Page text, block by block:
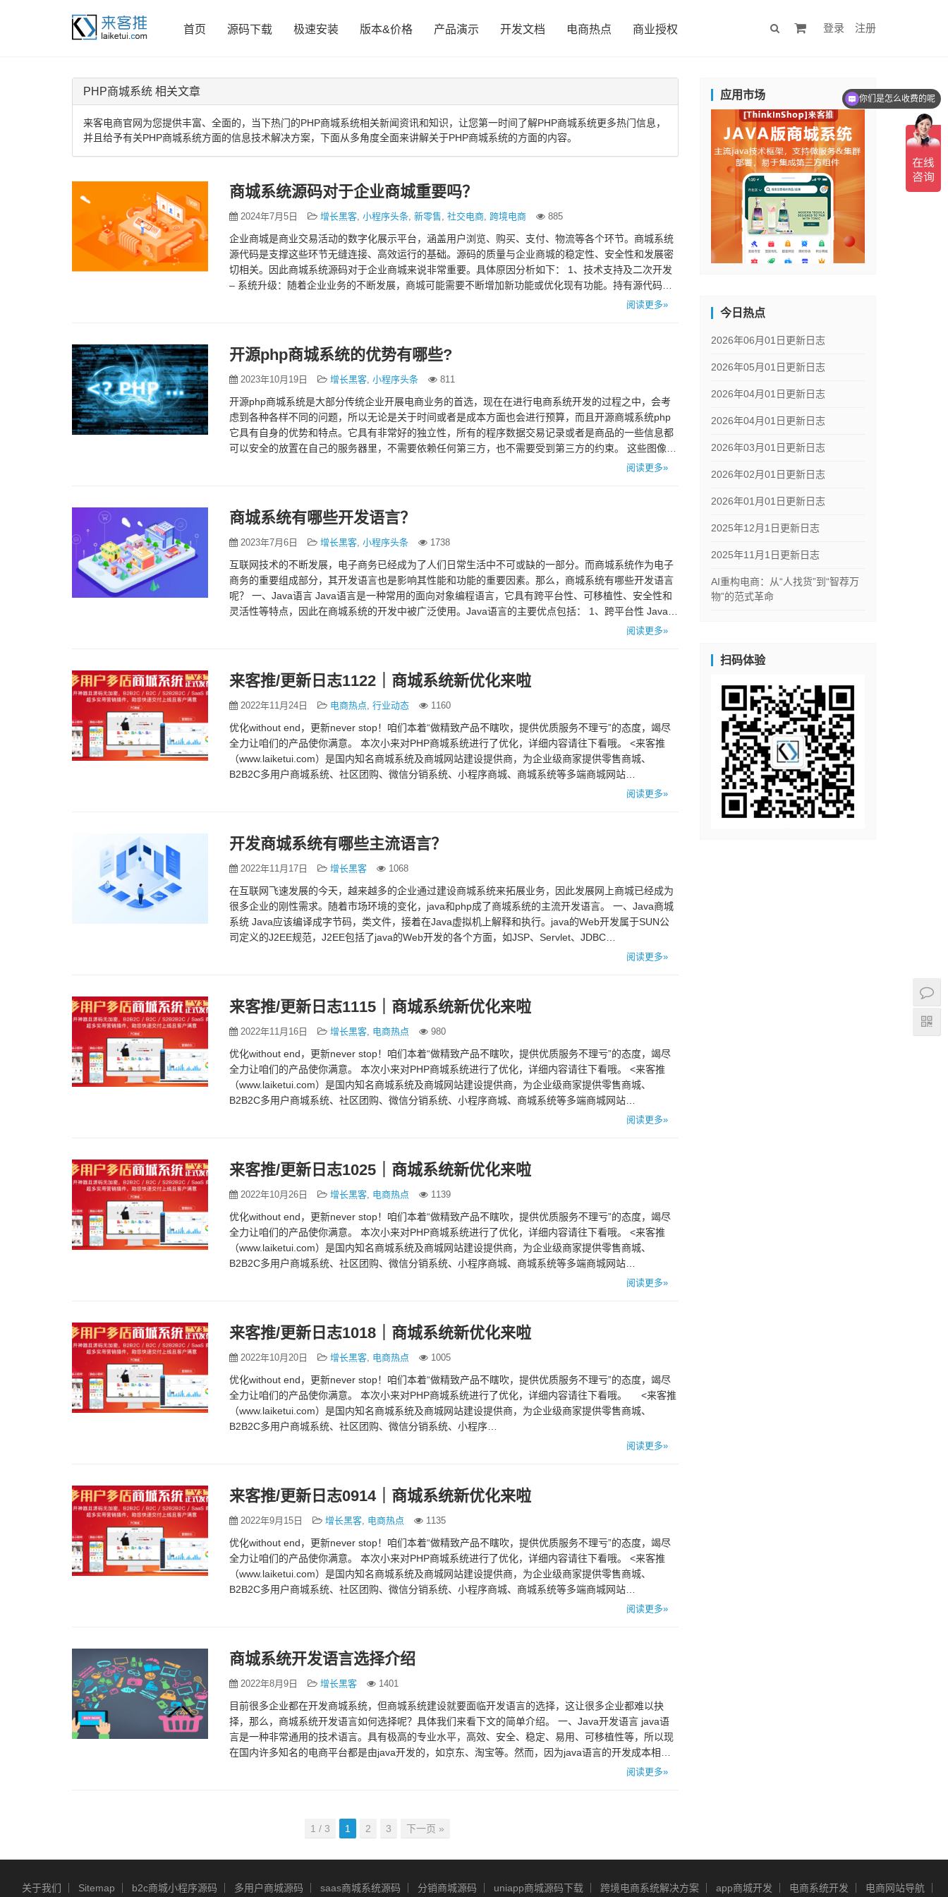
首页 源码下载 极速安装 版本&价格 产品演示 开发文档 电商热点 商业授权 登录 注册
PHP商城系统 相关文章
来客电商官网为您提供丰富、全面的，当下热门的PHP商城系统相关新闻资讯和知识，让您第一时间了解PHP商城系统更多热门信息，
并且给予有关PHP商城系统方面的信息技术解决方案，下面从多角度全面来讲解关于PHP商城系统的方面的内容。
商城系统源码对于企业商城重要吗？
2024年7月5日 增长黑客, 小程序头条, 新零售, 社交电商, 跨境电商 885
企业商城是商业交易活动的数字化展示平台，涵盖用户浏览、购买、支付、物流等各个环节。商城系统
源代码是支撑这些环节无缝连接、高效运行的基础。源码的质量与企业商城的稳定性、安全性和发展密
切相关。因此商城系统源码对于企业商城来说非常重要。具体原因分析如下： 1、技术支持及二次开发
– 系统升级：随着企业业务的不断发展，商城可能需要不断增加新功能或优化现有功能。持有源代码使
阅读更多»
开源php商城系统的优势有哪些?
2023年10月19日 增长黑客, 小程序头条 811
开源php商城系统是大部分传统企业开展电商业务的首选，现在在进行电商系统开发的过程之中，会考
虑到各种各样不同的问题，所以无论是关于时间或者是成本方面也会进行预算，而且开源商城系统php
它具有自身的优势和特点。它具有非常好的独立性，所有的程序数据交易记录或者是商品的一些信息都
可以安全的放置在自己的服务器里，不需要依赖任何第三方，也不需要受到第三方的约束。 这些图像或
阅读更多»
商城系统有哪些开发语言？
2023年7月6日 增长黑客, 小程序头条 1738
互联网技术的不断发展，电子商务已经成为了人们日常生活中不可或缺的一部分。而商城系统作为电子
商务的重要组成部分，其开发语言也是影响其性能和功能的重要因素。那么，商城系统有哪些开发语言
呢？ 一、Java语言 Java语言是一种常用的面向对象编程语言，它具有跨平台性、可移植性、安全性和
灵活性等特点，因此在商城系统的开发中被广泛使用。Java语言的主要优点包括： 1、跨平台性 Java可
阅读更多»
来客推/更新日志1122｜商城系统新优化来啦
2022年11月24日 电商热点, 行业动态 1160
优化without end，更新never stop！咱们本着“做精致产品不瞎吹，提供优质服务不理亏”的态度，竭尽
全力让咱们的产品使你满意。 本次小来对PHP商城系统进行了优化，详细内容请往下看哦。 <来客推
（www.laiketui.com）是国内知名商城系统及商城网站建设提供商，为企业级商家提供零售商城、
B2B2C多用户商城系统、社区团购、微信分销系统、小程序商城、商城系统等多端商城网站…
阅读更多»
开发商城系统有哪些主流语言？
2022年11月17日 增长黑客 1068
在互联网飞速发展的今天，越来越多的企业通过建设商城系统来拓展业务，因此发展网上商城已经成为
很多企业的刚性需求。随着市场环境的变化，java和php成了商城系统的主流开发语言。 一、Java商城
系统 Java应该编译成字节码，类文件，接着在Java虚拟机上解释和执行。java的Web开发属于SUN公
司定义的J2EE规范，J2EE包括了java的Web开发的各个方面，如JSP、Servlet、JDBC…
阅读更多»
来客推/更新日志1115｜商城系统新优化来啦
2022年11月16日 增长黑客, 电商热点 980
优化without end，更新never stop！咱们本着“做精致产品不瞎吹，提供优质服务不理亏”的态度，竭尽
全力让咱们的产品使你满意。 本次小来对PHP商城系统进行了优化，详细内容请往下看哦。 <来客推
（www.laiketui.com）是国内知名商城系统及商城网站建设提供商，为企业级商家提供零售商城、
B2B2C多用户商城系统、社区团购、微信分销系统、小程序商城、商城系统等多端商城网站…
阅读更多»
来客推/更新日志1025｜商城系统新优化来啦
2022年10月26日 增长黑客, 电商热点 1139
优化without end，更新never stop！咱们本着“做精致产品不瞎吹，提供优质服务不理亏”的态度，竭尽
全力让咱们的产品使你满意。 本次小来对PHP商城系统进行了优化，详细内容请往下看哦。 <来客推
（www.laiketui.com）是国内知名商城系统及商城网站建设提供商，为企业级商家提供零售商城、
B2B2C多用户商城系统、社区团购、微信分销系统、小程序商城、商城系统等多端商城网站…
阅读更多»
来客推/更新日志1018｜商城系统新优化来啦
2022年10月20日 增长黑客, 电商热点 1005
优化without end，更新never stop！咱们本着“做精致产品不瞎吹，提供优质服务不理亏”的态度，竭尽
全力让咱们的产品使你满意。 本次小来对PHP商城系统进行了优化，详细内容请往下看哦。 <来客推
（www.laiketui.com）是国内知名商城系统及商城网站建设提供商，为企业级商家提供零售商城、
B2B2C多用户商城系统、社区团购、微信分销系统、小程序…
阅读更多»
来客推/更新日志0914｜商城系统新优化来啦
2022年9月15日 增长黑客, 电商热点 1135
优化without end，更新never stop！咱们本着“做精致产品不瞎吹，提供优质服务不理亏”的态度，竭尽
全力让咱们的产品使你满意。 本次小来对PHP商城系统进行了优化，详细内容请往下看哦。 <来客推
（www.laiketui.com）是国内知名商城系统及商城网站建设提供商，为企业级商家提供零售商城、
B2B2C多用户商城系统、社区团购、微信分销系统、小程序商城、商城系统等多端商城网站…
阅读更多»
商城系统开发语言选择介绍
2022年8月9日 增长黑客 1401
目前很多企业都在开发商城系统，但商城系统建设就要面临开发语言的选择，这让很多企业都难以抉
择，那么，商城系统开发语言如何选择呢？具体我们来看下文的简单介绍。 一、Java开发语言 java语
言是一种非常通用的技术语言。具有极高的专业水平，高效、安全、稳定、易用、可移植性等，所以现
在国内许多知名的电商平台都是由java开发的，如京东、淘宝等。然而，因为java语言的开发成本相对
阅读更多»
1 / 3 1 2 3 下一页 »
应用市场
今日热点
2026年06月01日更新日志
2026年05月01日更新日志
2026年04月01日更新日志
2026年04月01日更新日志
2026年03月01日更新日志
2026年02月01日更新日志
2026年01月01日更新日志
2025年12月1日更新日志
2025年11月1日更新日志
AI重构电商：从“人找货”到“智荐万
物”的范式革命
扫码体验
关于我们 Sitemap b2c商城小程序源码 多用户商城源码 saas商城系统源码 分销商城源码 uniapp商城源码下载 跨境电商系统解决方案 app商城开发 电商系统开发 电商网站导航
你们是怎么收费的呢
现在有优惠活动吗